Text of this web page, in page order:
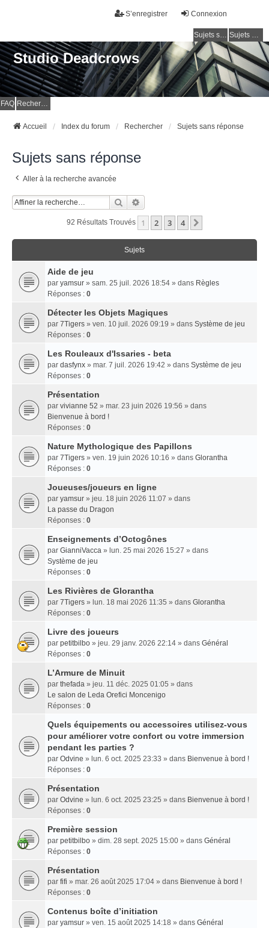
Connexion
S’enregistrer
Sujets sans réponse Sujets actifs
Studio Deadcrows
FAQ Rechercher
Accueil Index du forum Rechercher Sujets sans réponse
Sujets sans réponse
Aller à la recherche avancée
Rechercher
92 Résultats Trouvés 1 2 3 4
Sujets
Aide de jeu
par yamsur » sam. 25 juil. 2026 18:54 » dans Règles
Réponses : 0
Détecter les Objets Magiques
par 7Tigers » ven. 10 juil. 2026 09:19 » dans Système de jeu
Réponses : 0
Les Rouleaux d'Issaries - beta
par dasfynx » mar. 7 juil. 2026 19:42 » dans Système de jeu
Réponses : 0
Présentation
par vivianne 52 » mar. 23 juin 2026 19:56 » dans
Bienvenue à bord !
Réponses : 0
Nature Mythologique des Papillons
par 7Tigers » ven. 19 juin 2026 10:16 » dans Glorantha
Réponses : 0
Joueuses/joueurs en ligne
par yamsur » jeu. 18 juin 2026 11:07 » dans
La passe du Dragon
Réponses : 0
Enseignements dʼOctogônes
par GianniVacca » lun. 25 mai 2026 15:27 » dans
Système de jeu
Réponses : 0
Les Rivières de Glorantha
par 7Tigers » lun. 18 mai 2026 11:35 » dans Glorantha
Réponses : 0
Livre des joueurs
par petitbilbo » jeu. 29 janv. 2026 22:14 » dans Général
Réponses : 0
L’Armure de Minuit
par thefada » jeu. 11 déc. 2025 01:05 » dans
Le salon de Leda Orefici Moncenigo
Réponses : 0
Quels équipements ou accessoires utilisez-vous
pour améliorer votre confort ou votre immersion
pendant les parties ?
par Odvine » lun. 6 oct. 2025 23:33 » dans Bienvenue à bord !
Réponses : 0
Présentation
par Odvine » lun. 6 oct. 2025 23:25 » dans Bienvenue à bord !
Réponses : 0
Première session
par petitbilbo » dim. 28 sept. 2025 15:00 » dans Général
Réponses : 0
Présentation
par fifi » mar. 26 août 2025 17:04 » dans Bienvenue à bord !
Réponses : 0
Contenus boîte d’initiation
par yamsur » ven. 15 août 2025 14:18 » dans Général